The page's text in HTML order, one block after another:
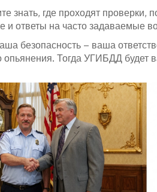
знать, где проходят
и ответы на часто задаваемые
безопасность – ваша
опьянения. Тогда УГИБДД будет